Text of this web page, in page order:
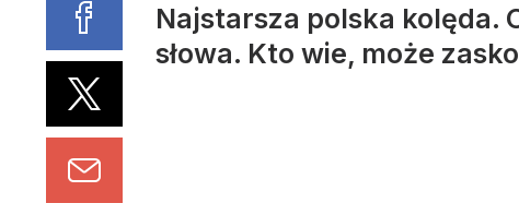
Najstarsza polska kolęda.
słowa. Kto wie, może